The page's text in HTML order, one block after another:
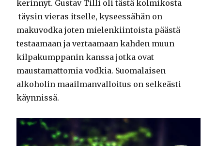
kerinnyt. Gustav Tilli oli tästä kolmikosta
täysin vieras itselle, kyseessähän on
makuvodka joten mielenkiintoista päästä
testaamaan ja vertaamaan kahden muun
kilpakumppanin kanssa jotka ovat
maustamattomia vodkia. Suomalaisen
alkoholin maailmanvalloitus on selkeästi
käynnissä.